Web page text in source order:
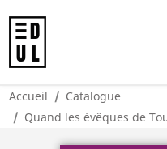
Accueil
Catalogue
Quand les évêques de